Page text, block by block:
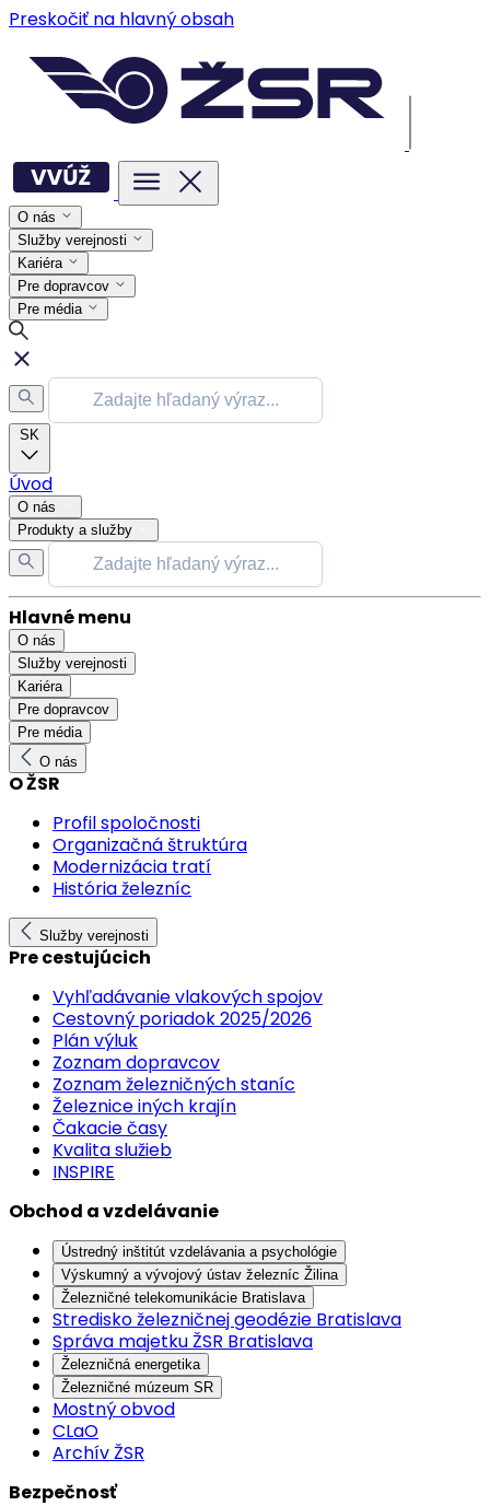
Preskočiť na hlavný obsah
O nás
Služby verejnosti
Kariéra
Pre dopravcov
Pre média
SK
Úvod
O nás
Produkty a služby
Hlavné menu
O nás
Služby verejnosti
Kariéra
Pre dopravcov
Pre média
O nás
O ŽSR
Profil spoločnosti
Organizačná štruktúra
Modernizácia tratí
História železníc
Služby verejnosti
Pre cestujúcich
Vyhľadávanie vlakových spojov
Cestovný poriadok 2025/2026
Plán výluk
Zoznam dopravcov
Zoznam železničných staníc
Železnice iných krajín
Čakacie časy
Kvalita služieb
INSPIRE
Obchod a vzdelávanie
Ústredný inštitút vzdelávania a psychológie
Výskumný a vývojový ústav železníc Žilina
Železničné telekomunikácie Bratislava
Stredisko železničnej geodézie Bratislava
Správa majetku ŽSR Bratislava
Železničná energetika
Železničné múzeum SR
Mostný obvod
CLaO
Archív ŽSR
Bezpečnosť